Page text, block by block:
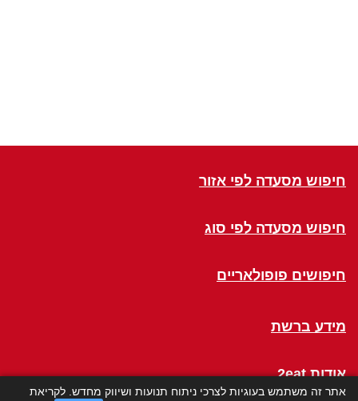
חיפוש מסעדה לפי אזור
חיפוש מסעדה לפי סוג
חיפושים פופולאריים
מידע ברשת
אודות 2eat
אתר זה משתמש בעוגיות לצרכי ניתוח תנועות ושיווק מחדש. לקריאת